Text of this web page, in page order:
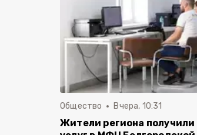
Общество Вчера, 10:31
Жители региона